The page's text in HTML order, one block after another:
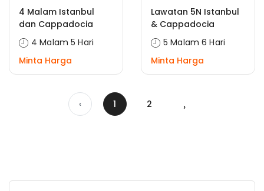
4 Malam Istanbul
dan Cappadocia
4 Malam 5 Hari
Minta Harga
Lawatan 5N Istanbul
& Cappadocia
5 Malam 6 Hari
Minta Harga
‹ 1 2 ›